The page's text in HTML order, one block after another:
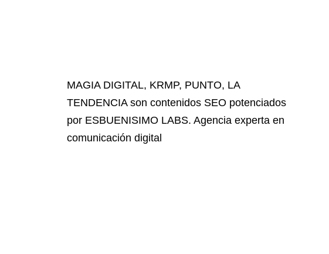
MAGIA DIGITAL, KRMP, PUNTO, LA
TENDENCIAson contenidos SEO potenciados
por ESBUENISIMO LABS. Agencia experta en
comunicación digital